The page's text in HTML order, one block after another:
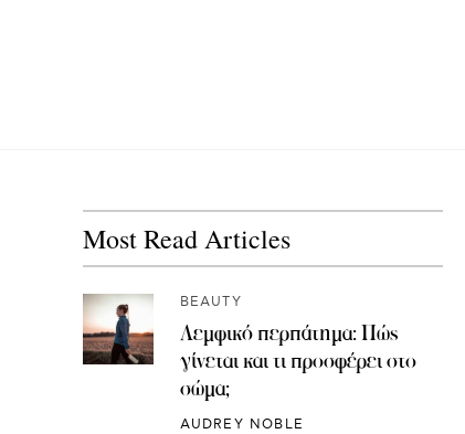
Most Read Articles
BEAUTY
Λεμφικό περπάτημα: Πώς
γίνεται και τι προσφέρει στο
σώμα;
AUDREY NOBLE